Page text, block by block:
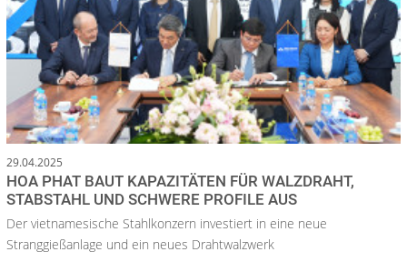
29.04.2025
HOA PHAT BAUT KAPAZITÄTEN FÜR WALZDRAHT,
STABSTAHL UND SCHWERE PROFILE AUS
Der vietnamesische Stahlkonzern investiert in eine neue
Stranggießanlage und ein neues Drahtwalzwerk